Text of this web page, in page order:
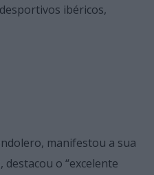
ibéricos,
manifestou a sua
o “excelente